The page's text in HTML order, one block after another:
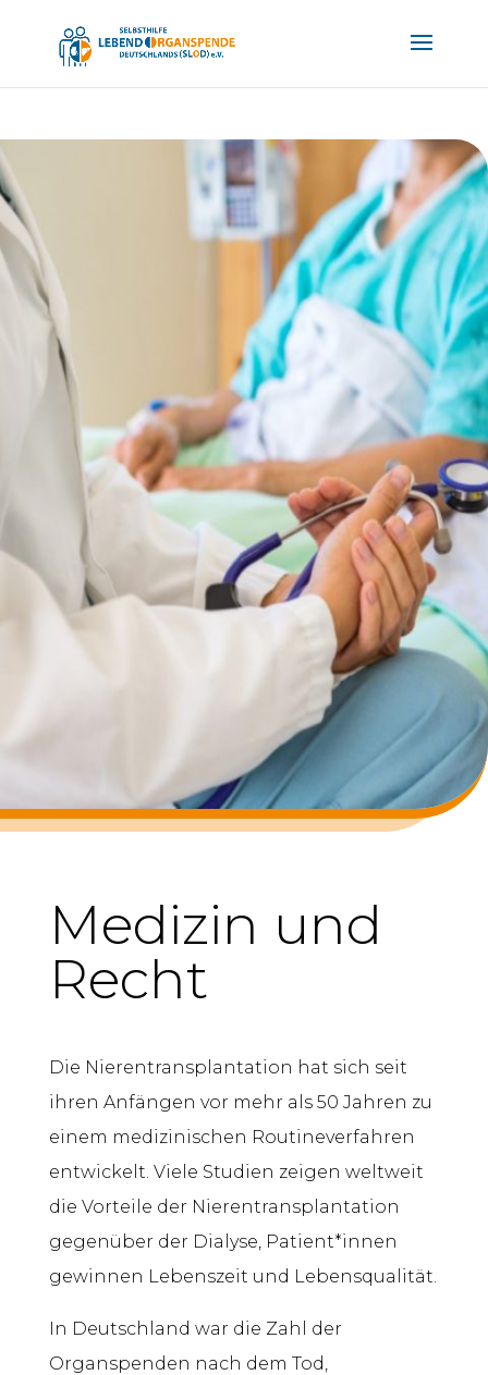
Medizin und
Recht
Die Nierentransplantation hat sich seit
ihren Anfängen vor mehr als 50 Jahren zu
einem medizinischen Routineverfahren
entwickelt. Viele Studien zeigen weltweit
die Vorteile der Nierentransplantation
gegenüber der Dialyse, Patient*innen
gewinnen Lebenszeit und Lebensqualität.
In Deutschland war die Zahl der
Organspenden nach dem Tod,